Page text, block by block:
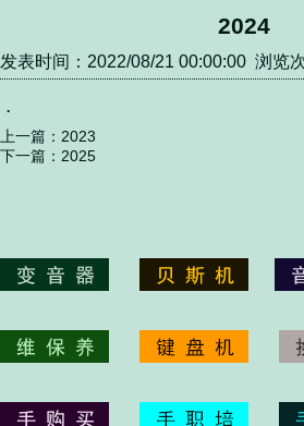
2024
发表时间：2022/08/21 00:00:00 浏览
.
上一篇： 2023
下一篇： 2025